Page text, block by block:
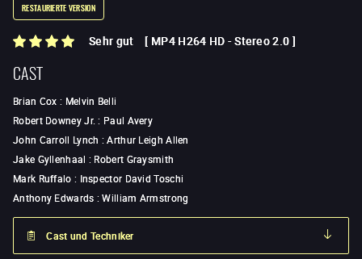
RESTAURIERTE VERSION
Sehr gut [ MP4 H264 HD -Stereo 2.0 ]
CAST
Brian Cox : Melvin Belli
Robert Downey Jr.: Paul Avery
John Carroll Lynch :Arthur Leigh Allen
Jake Gyllenhaal : Robert Graysmith
Mark Ruffalo : Inspector David Toschi
Anthony Edwards :William Armstrong
Cast und Techniker